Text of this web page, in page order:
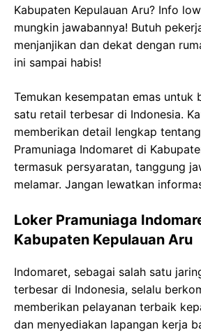
Kabupaten Kepulauan Aru? Info
mungkin jawabannya! Butuh
menjanjikan dan dekat dengan
ini sampai habis!
Temukan kesempatan emas untuk
satu retail terbesar di Indonesia.
memberikan detail lengkap
Pramuniaga Indomaret di
termasuk persyaratan, tanggung
melamar. Jangan lewatkan
Loker Pramuniaga
Kabupaten Kepulauan Aru
Indomaret, sebagai salah satu
terbesar di Indonesia, selalu
memberikan pelayanan terbaik
dan menyediakan lapangan kerja